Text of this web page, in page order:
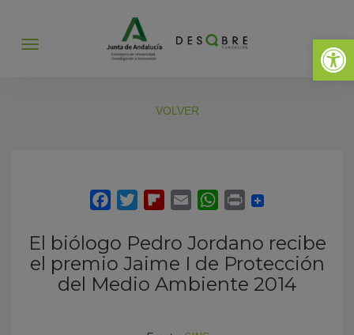
Abrir
Abrir
VOLVER
El biólogo Pedro Jordano recibe
el premio Jaime I de Protección
del Medio Ambiente 2014